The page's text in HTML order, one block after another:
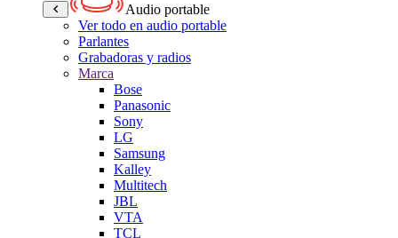
Audio portable
Ver todo en audio portable
Parlantes
Grabadoras y radios
Marca
Bose
Panasonic
Sony
LG
Samsung
Kalley
Multitech
JBL
VTA
TCL